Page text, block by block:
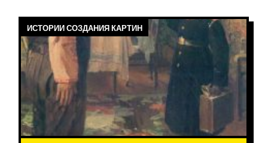
ИСТОРИИ СОЗДАНИЯ КАРТИН